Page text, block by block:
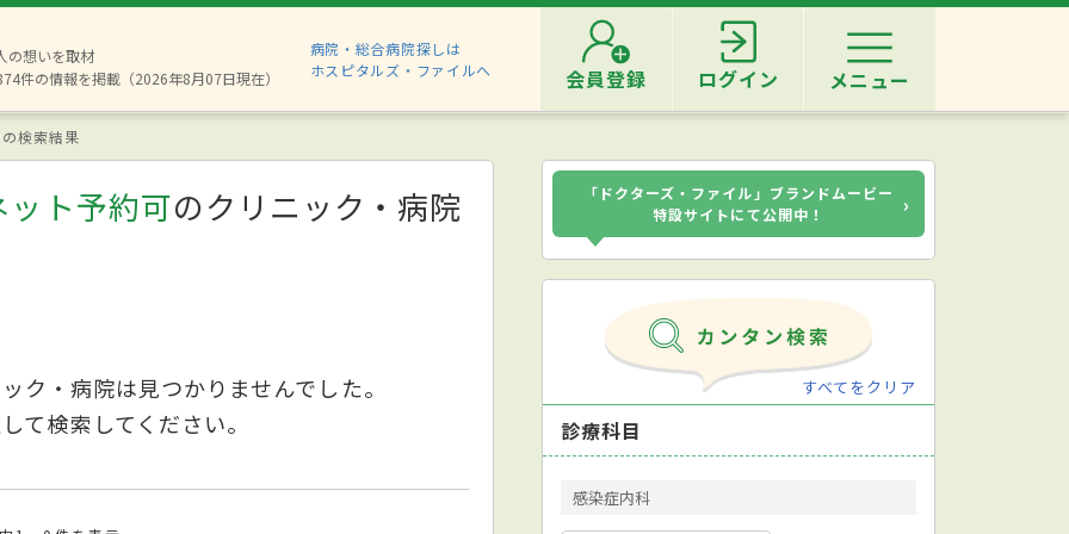
の想いを取材
件の情報を掲載（2026年8月07日現在）
病院・総合病院探しは
ホスピタルズ・ファイルへ
会員登録 ログイン メニュー
検索結果
ト予約可のクリニック・病院
ク・病院は見つかりませんでした。
て検索してください。
「ドクターズ・ファイル」ブランドムービー
特設サイトにて公開中！
›
すべてをクリア
診療科目
感染症内科